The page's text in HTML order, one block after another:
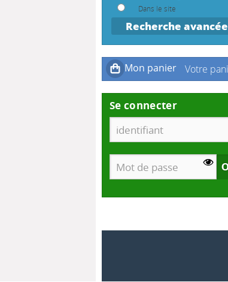
Dans le site
Recherche avancée
Se connecter